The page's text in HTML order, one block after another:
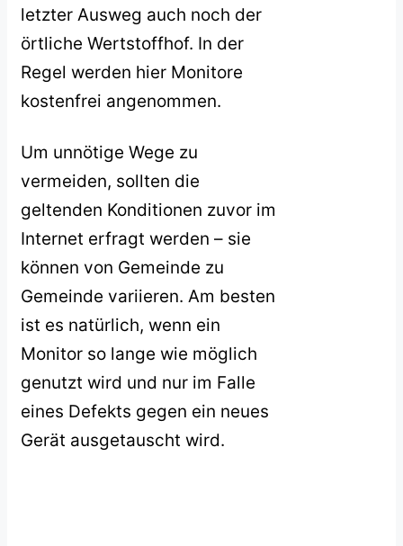
letzter Ausweg auch noch der
örtliche Wertstoffhof. In der
Regel werden hier Monitore
kostenfrei angenommen.
Um unnötige Wege zu
vermeiden, sollten die
geltenden Konditionen zuvor im
Internet erfragt werden – sie
können von Gemeinde zu
Gemeinde variieren. Am besten
ist es natürlich, wenn ein
Monitor so lange wie möglich
genutzt wird und nur im Falle
eines Defekts gegen ein neues
Gerät ausgetauscht wird.